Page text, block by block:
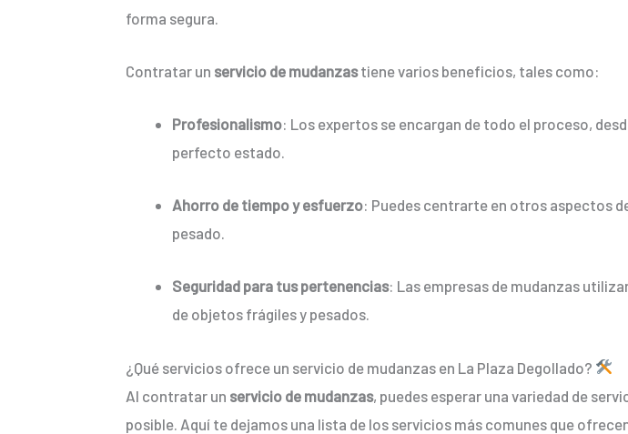
forma segura.
Contratar un servicio de mudanzastiene varios beneficios, tales como:
Profesionalismo: Los expertos se encargan de todo el proceso,
perfecto estado.
Ahorro de tiempo y esfuerzo: Puedes centrarte en otros aspectos
pesado.
Seguridad para tus pertenencias: Las empresas de mudanzas
de objetos frágiles y pesados.
¿Qué servicios ofrece un servicio de mudanzas en La Plaza Degollado?
Al contratar un servicio de mudanzas, puedes esperar una variedad de
posible. Aquí te dejamos una lista de los servicios más comunes que